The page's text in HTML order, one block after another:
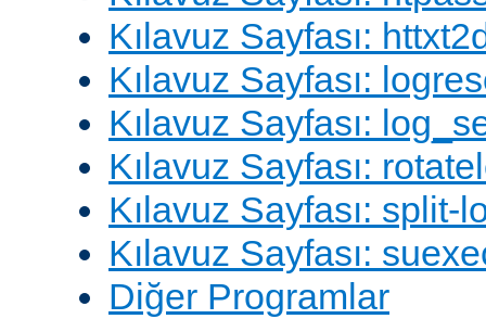
Kılavuz Sayfası:
Kılavuz Sayfası:
Kılavuz Sayfası:
Kılavuz Sayfası:
Kılavuz Sayfası: split-
Kılavuz Sayfası:
Diğer Programlar